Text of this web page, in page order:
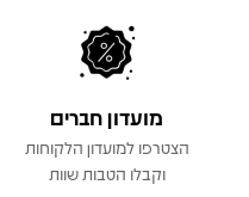
מועדון חברים
הצטרפו למועדון הלקוחות
וקבלו הטבות שוות